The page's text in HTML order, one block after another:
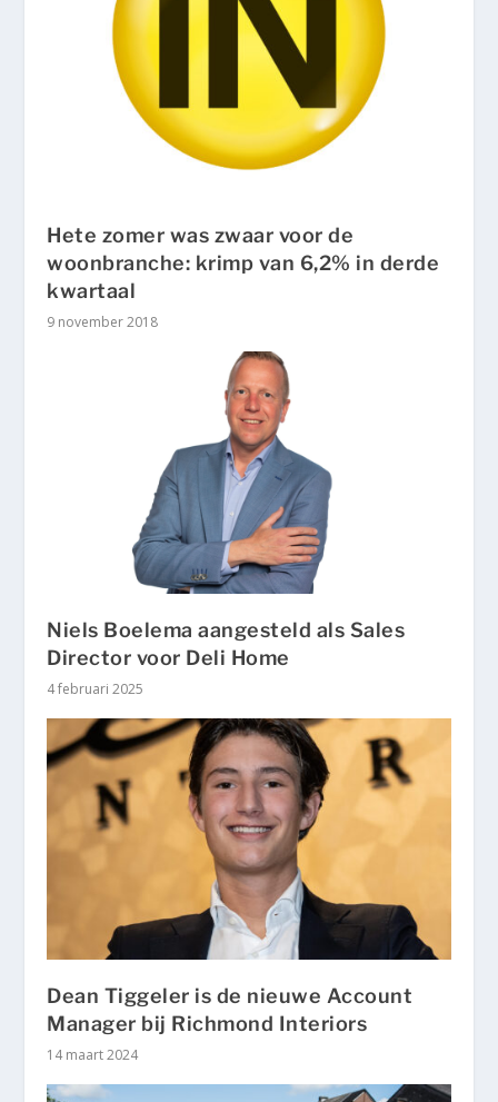
Hete zomer was zwaar voor de
woonbranche: krimp van 6,2% in derde
kwartaal
9 november 2018
Niels Boelema aangesteld als Sales
Director voor Deli Home
4 februari 2025
Dean Tiggeler is de nieuwe Account
Manager bij Richmond Interiors
14 maart 2024